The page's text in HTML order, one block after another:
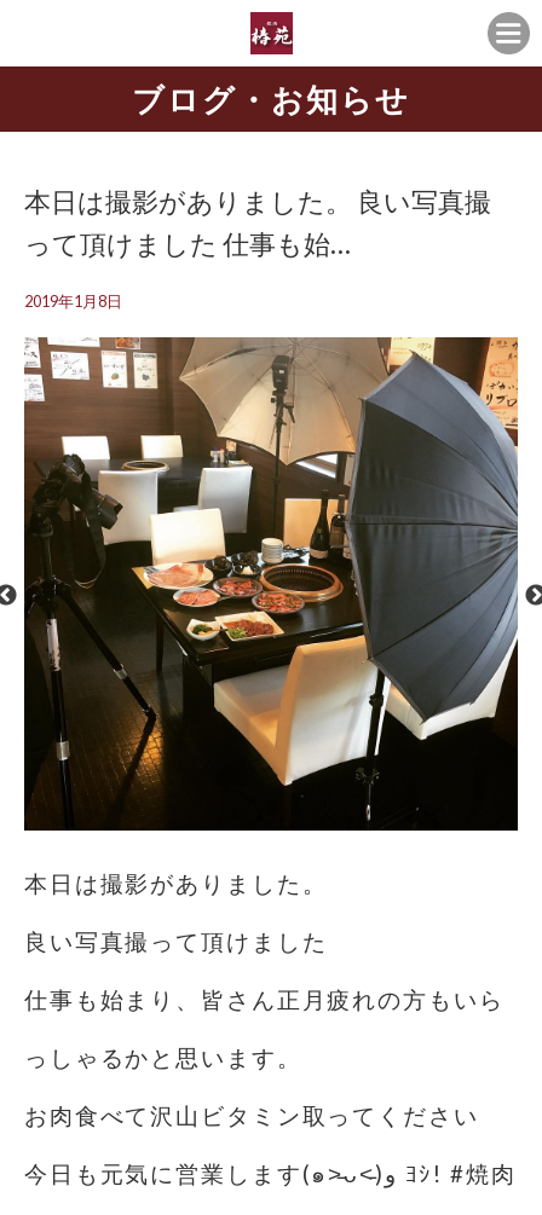
ブログ・お知らせ
本日は撮影がありました。 良い写真撮
って頂けました 仕事も始…
2019年1月8日
本日は撮影がありました。
良い写真撮って頂けました
仕事も始まり、皆さん正月疲れの方もいら
っしゃるかと思います。
お肉食べて沢山ビタミン取ってください
今日も元気に営業します(๑˃̵ᴗ˂̵)و ﾖｼ! #焼肉